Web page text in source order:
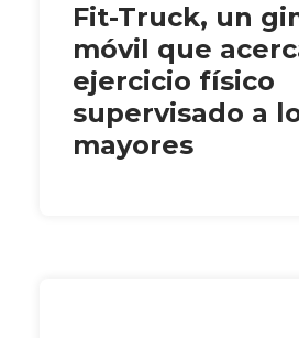
Fit-Truck, un
móvil que
ejercicio físico
supervisado a
mayores